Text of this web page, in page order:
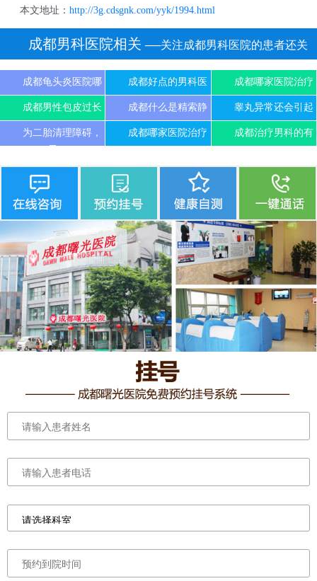
本文地址： http://3g.cdsgnk.com/yyk/1994.html
成都男科医院相关 ──关注成都男科医院的患者还关
注
成都龟头炎医院哪 成都好点的男科医 成都哪家医院治疗
成都男性包皮过长 成都什么是精索静 睾丸异常还会引起
为二胎清理障碍，
成都哪家医院治疗 成都治疗男科的有